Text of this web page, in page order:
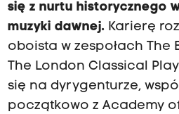
się z nurtu historycznego
muzyki dawnej.Karierę
oboista w zespołach The
The London Classical
się na dyrygenturze,
początkowo z Academy